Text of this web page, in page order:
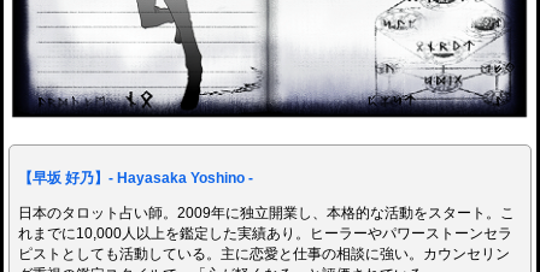
【早坂 好乃】- Hayasaka Yoshino -
日本のタロット占い師。2009年に独立開業し、本格的な活動をスタート。こ
れまでに10,000人以上を鑑定した実績あり。ヒーラーやパワーストーンセラ
ピストとしても活動している。主に恋愛と仕事の相談に強い。カウンセリン